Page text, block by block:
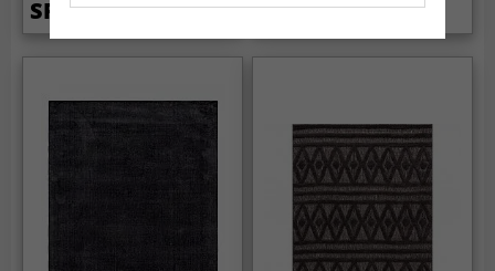
SFr. 47.99 SFr. 28.99